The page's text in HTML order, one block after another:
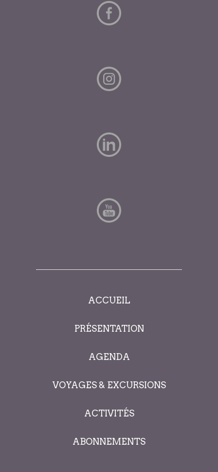
ACCUEIL
PRÉSENTATION
AGENDA
VOYAGES & EXCURSIONS
ACTIVITÉS
ABONNEMENTS